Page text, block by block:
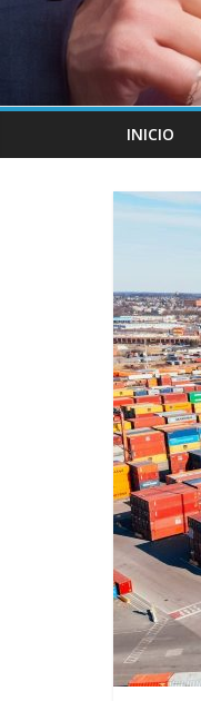
INICIO